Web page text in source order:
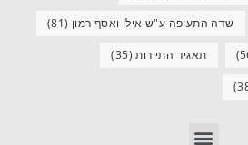
שדה התעופה ע"ש אילן ואסף רמון (81)
תאגיד התיירות(35)